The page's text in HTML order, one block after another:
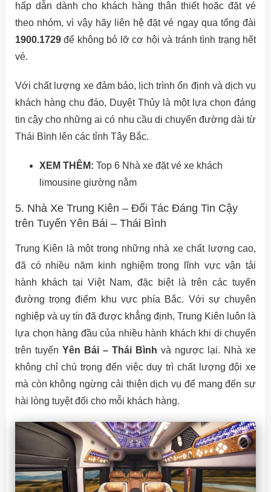
hấp dẫn dành cho khách hàng thân thiết hoặc đặt vé
theo nhóm, vì vậy hãy liên hệ đặt vé ngay qua tổng đài
1900.1729 để không bỏ lỡ cơ hội và tránh tình trạng hết
vé.
Với chất lượng xe đảm bảo, lịch trình ổn định và dịch vụ
khách hàng chu đáo, Duyệt Thủy là một lựa chọn đáng
tin cậy cho những ai có nhu cầu di chuyển đường dài từ
Thái Bình lên các tỉnh Tây Bắc.
XEM THÊM: Top 6 Nhà xe đặt vé xe khách
limousine giường nằm
5. Nhà Xe Trung Kiên – Đối Tác Đáng Tin Cậy
trên Tuyến Yên Bái – Thái Bình
Trung Kiên là một trong những nhà xe chất lượng cao,
đã có nhiều năm kinh nghiệm trong lĩnh vực vận tải
hành khách tại Việt Nam, đặc biệt là trên các tuyến
đường trọng điểm khu vực phía Bắc. Với sự chuyên
nghiệp và uy tín đã được khẳng định, Trung Kiên luôn là
lựa chọn hàng đầu của nhiều hành khách khi di chuyển
trên tuyến Yên Bái – Thái Bình và ngược lại. Nhà xe
không chỉ chú trọng đến việc duy trì chất lượng đội xe
mà còn không ngừng cải thiện dịch vụ để mang đến sự
hài lòng tuyệt đối cho mỗi khách hàng.